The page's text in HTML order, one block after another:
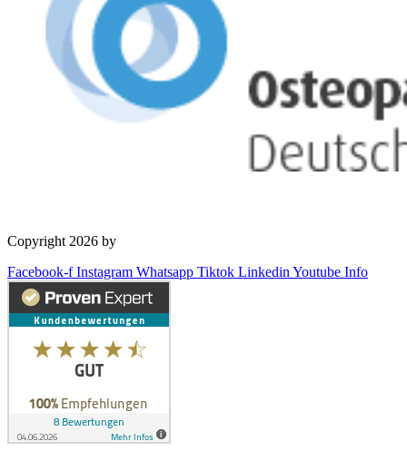
Copyright 2026 by
Facebook-f Instagram Whatsapp Tiktok Linkedin Youtube Info